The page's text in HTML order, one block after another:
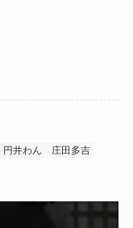
円井わん
庄田多吉